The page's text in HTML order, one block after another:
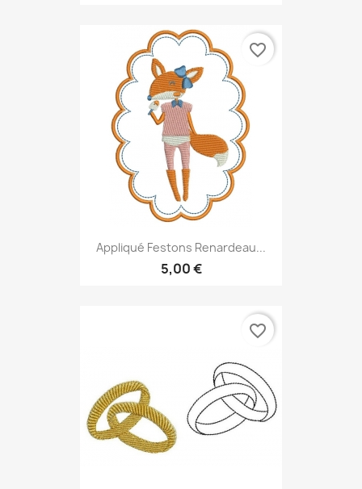
Appliqué Festons Renardeau...
5,00 €
favorite_border
favorite_border